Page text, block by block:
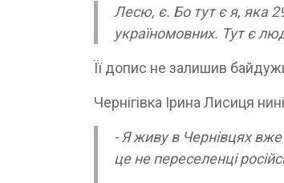
Лесю, є. Бо тут є я, яка
україномовних. Тут є
Її допис не залишив
Чернігівка Ірина Лисиця
- Я живу в Чернівцях вже
це не переселенці